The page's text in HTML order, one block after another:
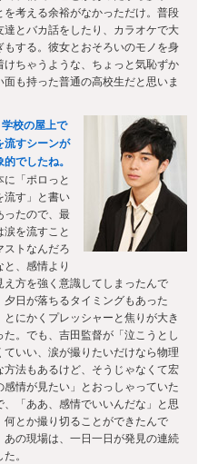
を考える余裕がなかっただけ。普段
達とバカ話をしたり、カラオケで大
もする。彼女とおそろいのモノを身
けちゃうような、ちょっと気恥ずか
面も持った普通の高校生だと思いま
校の屋上で
流すシーンが
的でしたね。
に「ポロっと
流す」と書い
ったので、最
涙を流すこと
ストなんだろ
と、感情より
え方を強く意識してしまったんで
夕日が落ちるタイミングもあった
とにかくプレッシャーと焦りが大き
た。でも、吉田監督が「泣こうとし
ていい、涙が撮りたいだけなら物理
方法もあるけど、そうじゃなくて宏
感情が見たい」とおっしゃっていた
、「ああ、感情でいいんだな」と思
何とか撮り切ることができたんで
あの現場は、一日一日が発見の連続
。